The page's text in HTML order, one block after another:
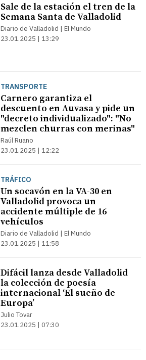
Sale de la estación el tren de la
Semana Santa de Valladolid
Diario de Valladolid | El Mundo
23.01.2025 | 13:29
TRANSPORTE
Carnero garantiza el
descuento en Auvasa y pide un
"decreto individualizado": "No
mezclen churras con merinas"
Raúl Ruano
23.01.2025 | 12:22
TRÁFICO
Un socavón en la VA-30 en
Valladolid provoca un
accidente múltiple de 16
vehículos
Diario de Valladolid | El Mundo
23.01.2025 | 11:58
Difácil lanza desde Valladolid
la colección de poesía
internacional ‘El sueño de
Europa’
Julio Tovar
23.01.2025 | 07:30